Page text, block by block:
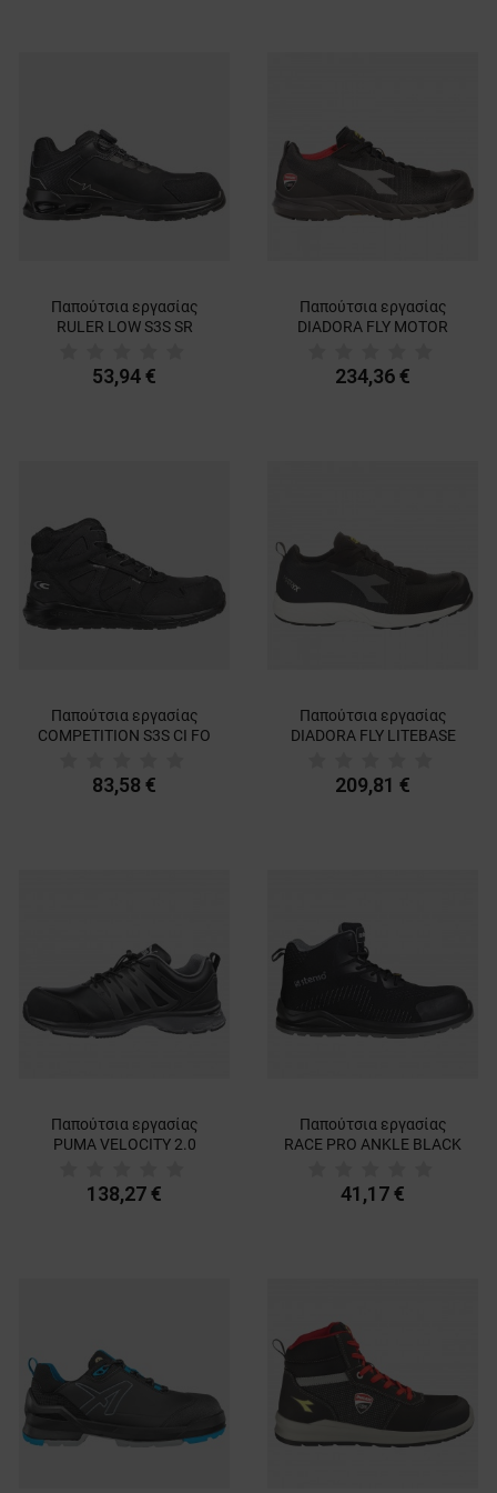
Παπούτσια εργασίας
RULER LOW S3S SR
53,94 €
Παπούτσια εργασίας
DIADORA FLY MOTOR
SC ESD
234,36 €
Παπούτσια εργασίας
COMPETITION S3S CI FO
83,58 €
Παπούτσια εργασίας
DIADORA FLY LITEBASE
209,81 €
Παπούτσια εργασίας
PUMA VELOCITY 2.0
138,27 €
Παπούτσια εργασίας
RACE PRO ANKLE BLACK
41,17 €